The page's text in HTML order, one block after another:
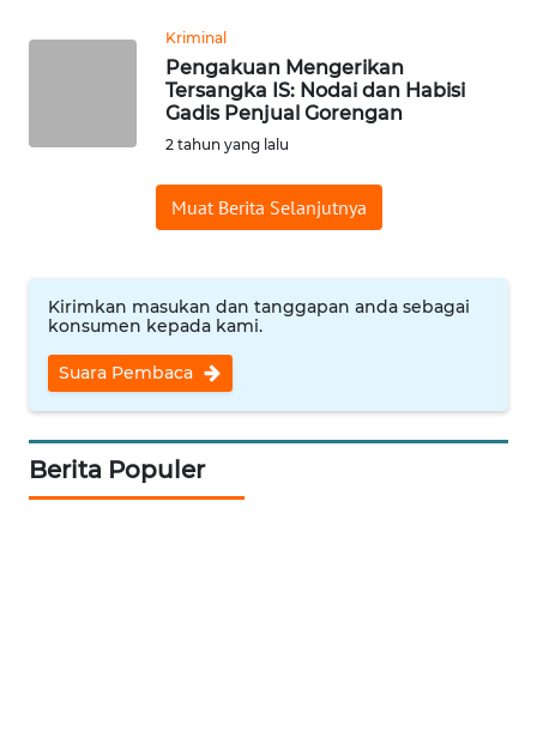
Kriminal
Pengakuan Mengerikan
Tersangka IS: Nodai dan Habisi
Gadis Penjual Gorengan
2 tahun yang lalu
Muat Berita Selanjutnya
Kirimkan masukan dan tanggapan anda sebagai
konsumen kepada kami.
Suara Pembaca
Berita Populer
WN
WN
KUNINGAN
WN
MAJALENGKA